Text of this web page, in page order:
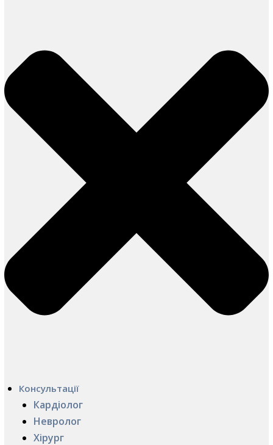
Консультації
Кардіолог
Невролог
Хірург